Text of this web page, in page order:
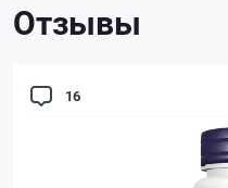
Отзывы
16